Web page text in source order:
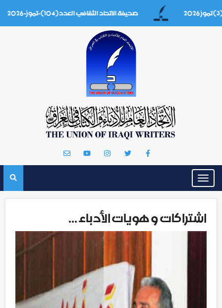
صحيفة الاتحاد الثقافي العدد(104)-تموز-2026
Toggle
navigation
اشتراكات و هويات الأدباء ...